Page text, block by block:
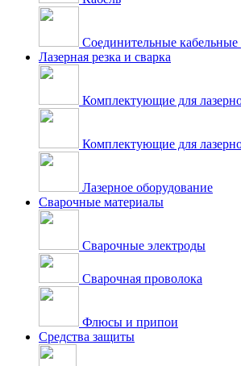
Соединительные кабельные
Лазерная резка и сварка
Комплектующие для
Комплектующие для
Лазерное оборудование
Сварочные материалы
Сварочные электроды
Сварочная проволока
Флюсы и припои
Средства защиты